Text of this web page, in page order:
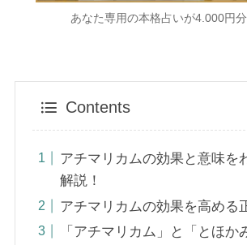
あなた専用の本格占いが4.000円
Contents
アチマリカムの効果と意味を
解説！
アチマリカムの効果を高める
「アチマリカム」と「とほか